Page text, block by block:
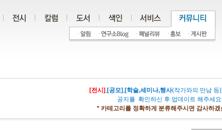
[전시] ,[공모] ,[학술,세미나,행사(작가와의 만남 등)
공지를 확인하신 후 업데이트 해주세
* 카테고리를 정확하게 분류해주시면 감사하